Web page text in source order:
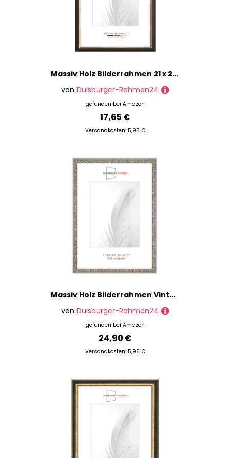
Massiv Holz Bilderrahmen 21 x 26 cm in Schwarz Gold | inkl. bruchsicherer Anti-Reflex Kunstglasscheibe | Rahmen für Poster | Puzzle | Foto collage DR065
von Duisburger-Rahmen24
gefunden bei Amazon
17,65 €
Versandkosten: 5,95 €
Massiv Holz Bilderrahmen Vintage Retro 26 x 34 cm in Alt-Silber Barock | inkl. bruchsicherer Anti-Reflex Kunstglasscheibe | Rahmen für Poster | Puzzle | Foto collage DR110
von Duisburger-Rahmen24
gefunden bei Amazon
24,90 €
Versandkosten: 5,95 €